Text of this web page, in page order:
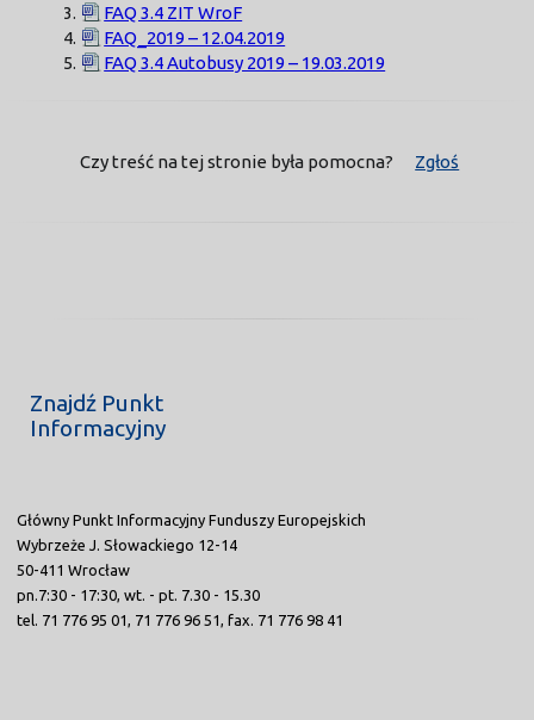
FAQ 3.4 ZIT WroF
FAQ_2019 – 12.04.2019
FAQ 3.4 Autobusy 2019 – 19.03.2019
Czy treść na tej stronie była pomocna? Zgłoś
Znajdź Punkt
Informacyjny
Główny Punkt Informacyjny Funduszy Europejskich
Wybrzeże J. Słowackiego 12-14
50-411 Wrocław
pn.7:30 - 17:30, wt. - pt. 7.30 - 15.30
tel. 71 776 95 01, 71 776 96 51, fax. 71 776 98 41